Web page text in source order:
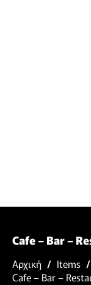
Cafe – Bar –
Αρχική / Items /
Cafe – Bar –